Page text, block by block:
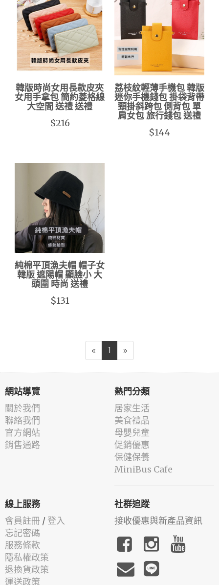
韓版時尚女用長款皮夾
女用手拿包 簡約菱格線
大空間 送禮 送禮
$216
荔枝紋輕薄手機包 韓版
迷你手機錢包 掛袋背帶
頸掛斜跨包 側背包 單
肩女包 旅行錢包 送禮
$144
純棉平頂漁夫帽 帽子女
韓版 遮陽帽 顯臉小 大
頭圍 時尚 送禮
$131
« 1 »
網站導覽
關於我們
聯絡我們
官方網站
銷售通路
熱門分類
居家生活
美食禮品
母嬰兒童
促銷優惠
保健保養
MiniBus Cafe
線上服務
會員註冊 / 登入
忘記密碼
服務條款
隱私權政策
退換貨政策
運送政策
社群追蹤
接收優惠與新產品資訊